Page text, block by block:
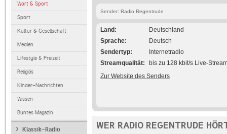
Wort & Sport
Sport
Kultur & Gesellschaft
Medien
Lifestyle & Freizeit
Religiös
Kinder-Nachrichten
Wissen
Buntes Magazin
Klassik-Radio
Sender: Radio Regentrude
Land
Deutschland
Sprache
Deutsch
Sendertyp
Internetradio
Streamqualität
bis zu 128 kbit/s Live-
Zur Website des Senders
WER RADIO REGENTRUDE